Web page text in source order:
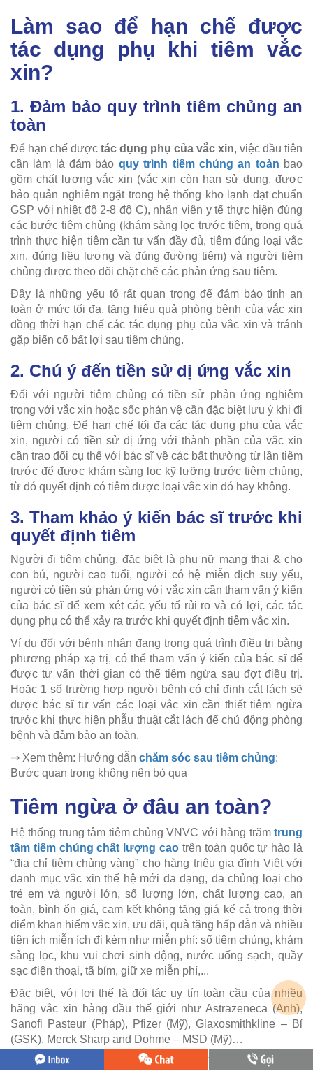
Làm sao để hạn chế được
tác dụng phụ khi tiêm vắc
xin?
1. Đảm bảo quy trình tiêm chủng an
toàn
Để hạn chế được tác dụng phụ của vắc xin, việc đầu tiên
cần làm là đảm bảo quy trình tiêm chủng an toàn bao
gồm chất lượng vắc xin (vắc xin còn hạn sử dụng, được
bảo quản nghiêm ngặt trong hệ thống kho lạnh đạt chuẩn
GSP với nhiệt độ 2-8 độ C), nhân viên y tế thực hiện đúng
các bước tiêm chủng (khám sàng lọc trước tiêm, trong quá
trình thực hiện tiêm cần tư vấn đầy đủ, tiêm đúng loại vắc
xin, đúng liều lượng và đúng đường tiêm) và người tiêm
chủng được theo dõi chặt chẽ các phản ứng sau tiêm.
Đây là những yếu tố rất quan trọng để đảm bảo tính an
toàn ở mức tối đa, tăng hiệu quả phòng bệnh của vắc xin
đồng thời hạn chế các tác dụng phụ của vắc xin và tránh
gặp biến cố bất lợi sau tiêm chủng.
2. Chú ý đến tiền sử dị ứng vắc xin
Đối với người tiêm chủng có tiền sử phản ứng nghiêm
trọng với vắc xin hoặc sốc phản vệ cần đặc biệt lưu ý khi đi
tiêm chủng. Để hạn chế tối đa các tác dụng phụ của vắc
xin, người có tiền sử dị ứng với thành phần của vắc xin
cần trao đổi cụ thể với bác sĩ về các bất thường từ lần tiêm
trước để được khám sàng lọc kỹ lưỡng trước tiêm chủng,
từ đó quyết định có tiêm được loại vắc xin đó hay không.
3. Tham khảo ý kiến bác sĩ trước khi
quyết định tiêm
Người đi tiêm chủng, đặc biệt là phụ nữ mang thai & cho
con bú, người cao tuổi, người có hệ miễn dịch suy yếu,
người có tiền sử phản ứng với vắc xin cần tham vấn ý kiến
của bác sĩ để xem xét các yếu tố rủi ro và có lợi, các tác
dụng phụ có thể xảy ra trước khi quyết định tiêm vắc xin.
Ví dụ đối với bệnh nhân đang trong quá trình điều trị bằng
phương pháp xạ trị, có thể tham vấn ý kiến của bác sĩ để
được tư vấn thời gian có thể tiêm ngừa sau đợt điều trị.
Hoặc 1 số trường hợp người bệnh có chỉ định cắt lách sẽ
được bác sĩ tư vấn các loại vắc xin cần thiết tiêm ngừa
trước khi thực hiện phẫu thuật cắt lách để chủ động phòng
bệnh và đảm bảo an toàn.
⇒ Xem thêm: Hướng dẫn chăm sóc sau tiêm chủng:
Bước quan trọng không nên bỏ qua
Tiêm ngừa ở đâu an toàn?
Hệ thống trung tâm tiêm chủng VNVC với hàng trăm trung
tâm tiêm chủng chất lượng cao trên toàn quốc tự hào là
“địa chỉ tiêm chủng vàng” cho hàng triệu gia đình Việt với
danh mục vắc xin thế hệ mới đa dạng, đa chủng loại cho
trẻ em và người lớn, số lượng lớn, chất lượng cao, an
toàn, bình ổn giá, cam kết không tăng giá kể cả trong thời
điểm khan hiếm vắc xin, ưu đãi, quà tặng hấp dẫn và nhiều
tiện ích miễn ích đi kèm như miễn phí: sổ tiêm chủng, khám
sàng lọc, khu vui chơi sinh động, nước uống sạch, quầy
sạc điện thoại, tã bỉm, giữ xe miễn phí,...
Đặc biệt, với lợi thế là đối tác uy tín toàn cầu của nhiều
hãng vắc xin hàng đầu thế giới như Astrazeneca (Anh),
Sanofi Pasteur (Pháp), Pfizer (Mỹ), Glaxosmithkline – Bỉ
(GSK), Merck Sharp and Dohme – MSD (Mỹ)…
VNVC tự hào là đơn vị tiêm chủng tại Việt Nam được đàm